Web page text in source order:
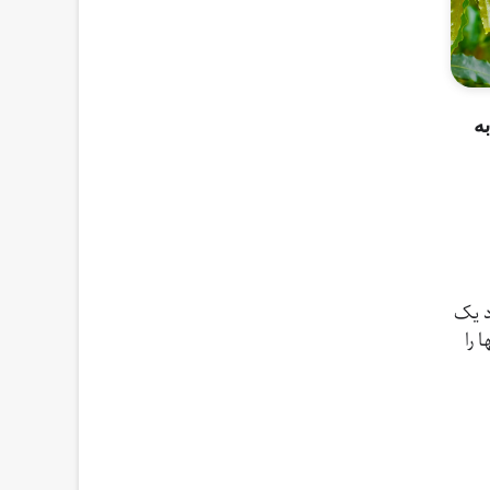
یک
را